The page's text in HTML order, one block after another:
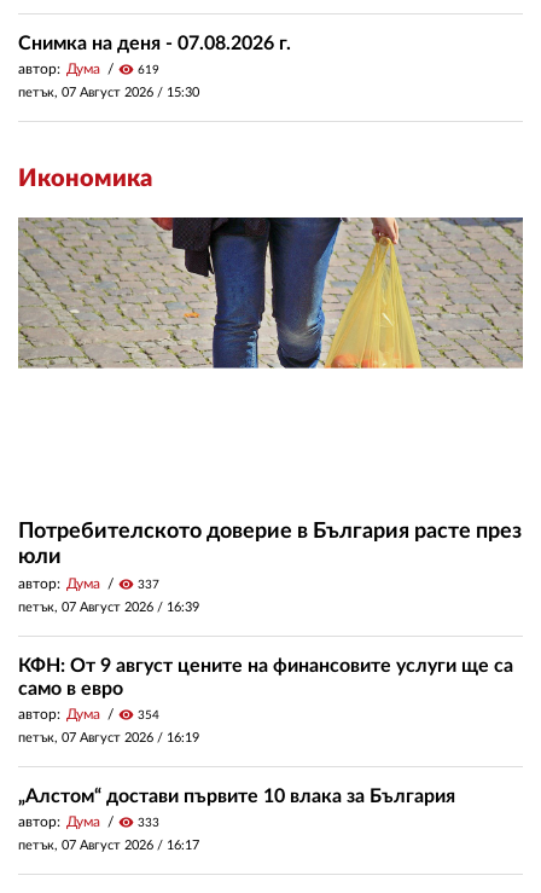
Снимка на деня - 07.08.2026 г.
автор: Дума visibility 619
петък, 07 Август 2026 / 15:30
Икономика
Потребителското доверие в България расте през
юли
автор: Дума visibility 337
петък, 07 Август 2026 / 16:39
КФН: От 9 август цените на финансовите услуги ще са
само в евро
автор: Дума visibility 354
петък, 07 Август 2026 / 16:19
„Алстом“ достави първите 10 влака за България
автор: Дума visibility 333
петък, 07 Август 2026 / 16:17